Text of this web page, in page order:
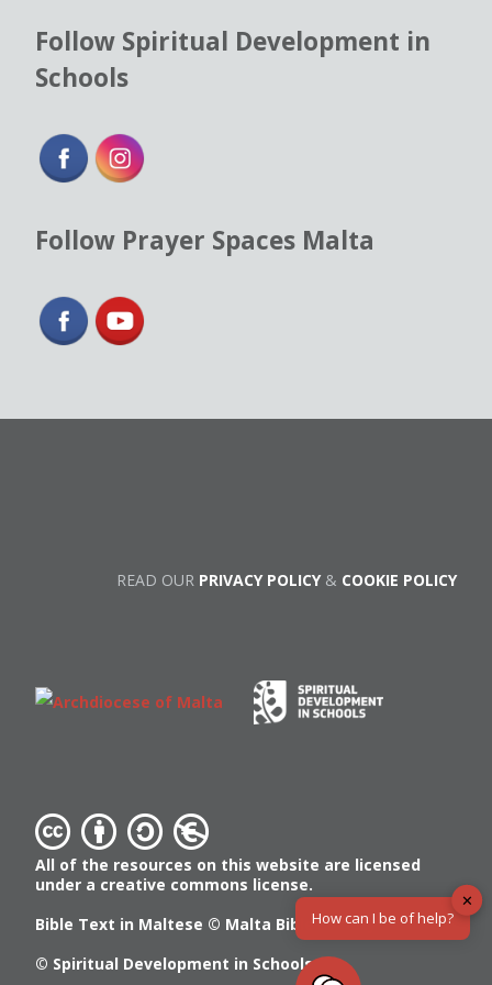
Follow Spiritual Development in
Schools
Follow Prayer Spaces Malta
All of the resources on this website are licensed
under a creative commons license.
Bible Text in Maltese © Malta Bible Society
© Spiritual Development in Schools
READ OUR PRIVACY POLICY& COOKIE POLICY
✕
How can I be of help?